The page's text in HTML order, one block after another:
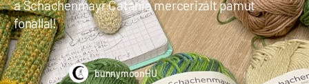
a Schachenmayr Catania mercerizált pamut
fonallal!
bunnymoonHU